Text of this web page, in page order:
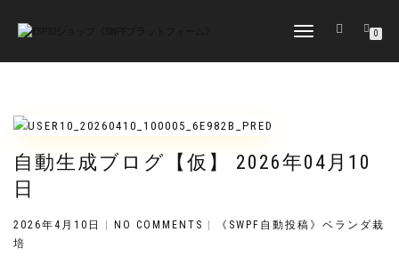
TOGGLE
0
自動生成ブログ【仮】 2026年04月10
日
2026年4月10日 NO COMMENTS
《SWPF自動投稿》ベランダ栽
培